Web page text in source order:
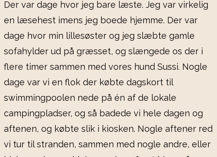
Der var dage hvor jeg bare læste. Jeg var virkelig
en læsehest imens jeg boede hjemme. Der var
dage hvor min lillesøster og jeg slæbte gamle
sofahylder ud på græsset, og slængede os der i
flere timer sammen med vores hund Sussi. Nogle
dage var vi en flok der købte dagskort til
swimmingpoolen nede på én af de lokale
campingpladser, og så badede vi hele dagen og
aftenen, og købte slik i kiosken. Nogle aftener red
vi tur til stranden, sammen med nogle andre, eller